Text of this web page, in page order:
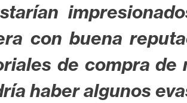
con buena
de compra
haber algunos